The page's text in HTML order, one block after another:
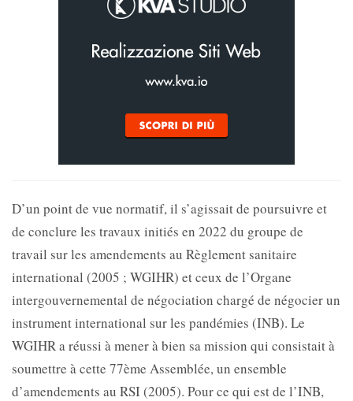
D’un point de vue normatif, il s’agissait de poursuivre et
de conclure les travaux initiés en 2022 du groupe de
travail sur les amendements au Règlement sanitaire
international (2005 ; WGIHR) et ceux de l’Organe
intergouvernemental de négociation chargé de négocier un
instrument international sur les pandémies (INB). Le
WGIHR a réussi à mener à bien sa mission qui consistait à
soumettre à cette 77ème Assemblée, un ensemble
d’amendements au RSI (2005). Pour ce qui est de l’INB,